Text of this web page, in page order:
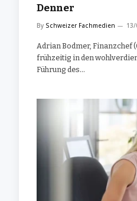
Denner
By Schweizer Fachmedien
Adrian Bodmer, Finanzchef
frühzeitig in den
Führung des…